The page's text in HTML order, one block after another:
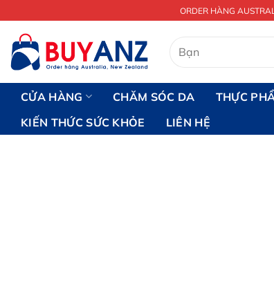
đến
nội
dung
ORDER HÀNG
kiếm:
CỬA HÀNG CHĂM SÓC DA THỰC
KIẾN THỨC SỨC KHỎE
LIÊN HỆ